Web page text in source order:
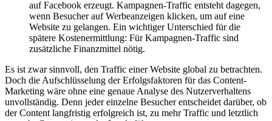
auf Facebook erzeugt. Kampagnen-Traffic entsteht dagegen,
wenn Besucher auf Werbeanzeigen klicken, um auf eine
Website zu gelangen. Ein wichtiger Unterschied für die
spätere Kostenermittlung: Für Kampagnen-Traffic sind
zusätzliche Finanzmittel nötig.
Es ist zwar sinnvoll, den Traffic einer Website global zu betrachten.
Doch die Aufschlüsselung der Erfolgsfaktoren für das Content-
Marketing wäre ohne eine genaue Analyse des Nutzerverhaltens
unvollständig. Denn jeder einzelne Besucher entscheidet darüber, ob
der Content langfristig erfolgreich ist, zu mehr Traffic und letztlich